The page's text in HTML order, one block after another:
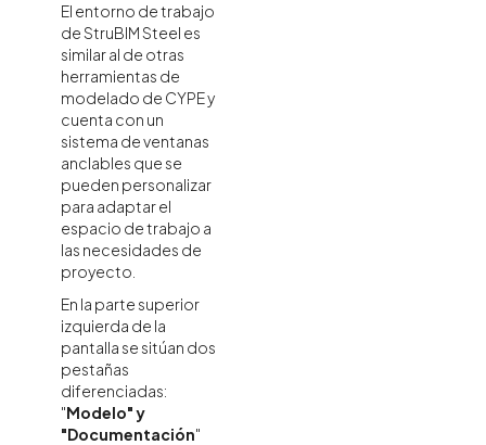
El entorno de trabajo
de StruBIM Steel es
similar al de otras
herramientas de
modelado de CYPE y
cuenta con un
sistema de ventanas
anclables que se
pueden personalizar
para adaptar el
espacio de trabajo a
las necesidades de
proyecto.
En la parte superior
izquierda de la
pantalla se sitúan dos
pestañas
diferenciadas:
"Modelo" y
"Documentación"